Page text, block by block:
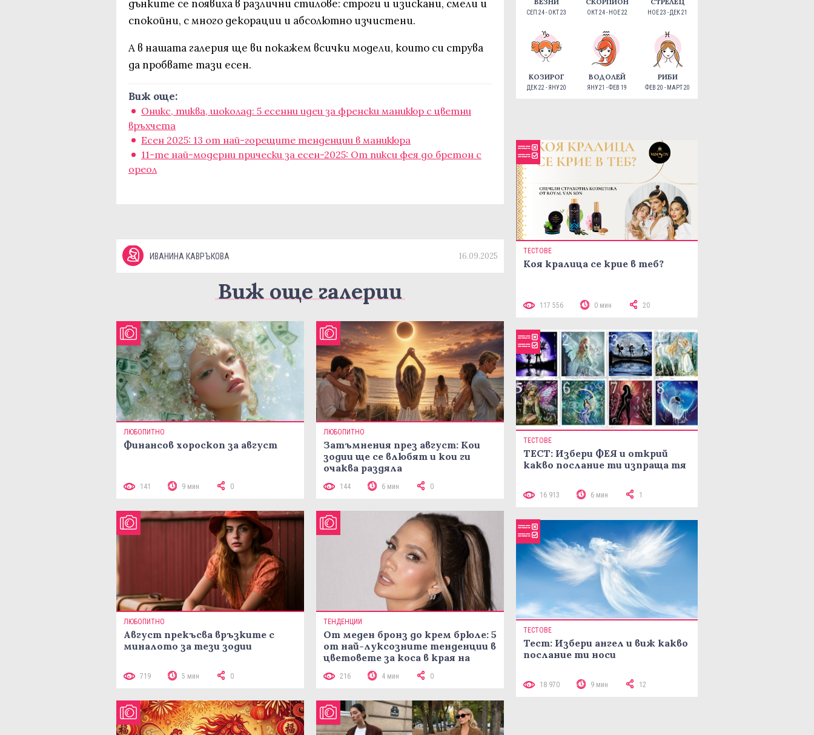
дънките се появиха в различни стилове: строги и изискани, смели и
спокойни, с много декорации и абсолютно изчистени.
А в нашата галерия ще ви покажем всички модели, които си струва
да пробвате тази есен.
Виж още:
Оникс, тиква, шоколад: 5 есенни идеи за френски маникюр с цветни
връхчета
Есен 2025: 13 от най-горещите тенденции в маникюра
11-те най-модерни прически за есен-2025: От пикси фея до бретон с
ореол
ИВАНИНА КАВРЪКОВА 16.09.2025
Виж още галерии
ЛЮБОПИТНО
Финансов хороскоп за август
141 9 мин 0
ЛЮБОПИТНО
Затъмнения през август: Кои
зодии ще се влюбят и кои ги
очаква раздяла
144 6 мин 0
ЛЮБОПИТНО
Август прекъсва връзките с
миналото за тези зодии
719 5 мин 0
ТЕНДЕНЦИИ
От меден бронз до крем брюле: 5
от най-луксозните тенденции в
цветовете за коса в края на
216 4 мин 0
СЕП 24 - ОКТ 23 ОКТ 24 - НОЕ 22 НОЕ 23 - ДЕК 21
КОЗИРОГ
ДЕК 22 - ЯНУ 20
ВОДОЛЕЙ
ЯНУ 21 - ФЕВ 19
РИБИ
ФЕВ 20 - МАРТ 20
ТЕСТОВЕ
Коя кралица се крие в теб?
117 556 0 мин 20
ТЕСТОВЕ
ТЕСТ: Избери ФЕЯ и открий
какво послание ти изпраща тя
16 913 6 мин 1
ТЕСТОВЕ
Тест: Избери ангел и виж какво
послание ти носи
18 970 9 мин 12